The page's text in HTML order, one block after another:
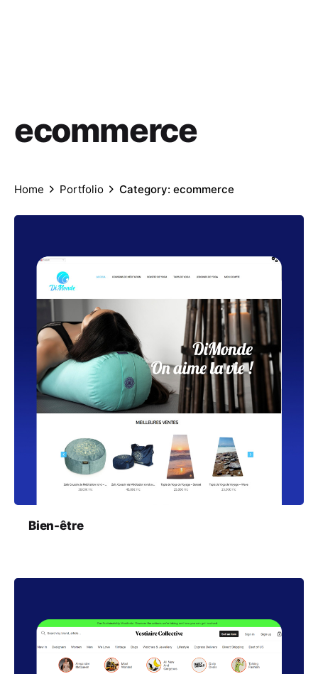
ecommerce
Home Portfolio Category: ecommerce
Bien-être